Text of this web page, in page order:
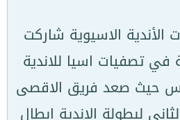
الاسيوية شاركت
في تصفيات اسيا للاندية
حيث صعد فريق الاقصى
لبطولة الاندية ابطال